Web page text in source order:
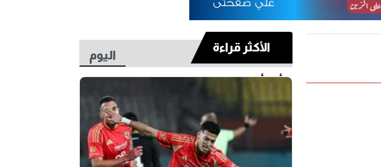
الأكثر قراءة
اليوم
أخر أسبوع